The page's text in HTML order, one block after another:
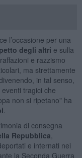
l’occasione per una
degli altri e sulla
e razzismo
ma strettamente
in tal senso,
tragici che
non si ripetano" ha
di consegna
Repubblica
e internati nei
la Seconda Guerra